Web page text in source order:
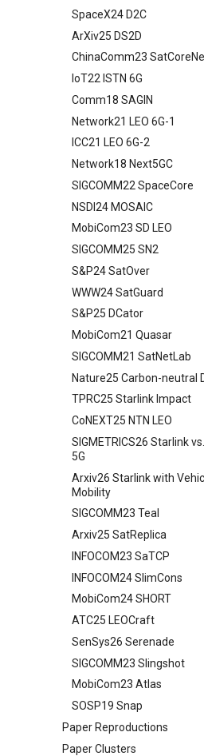
Large-Scale Evaluation
Related Work
Discussion
Conclusion
Conclusion
Related Work
Concluding Discussion
Performance Evaluation
Other Related Work
Conclusion
Related Work
Conclusion
Performance Evaluation
Related Work
Conclusion
Background and
Data Requirements
Effectiveness of Data
Reduction
Moving Ground-based
Computation into Space
A Case for Space
Microdatacenters
Communication As a
Bottleneck
Space and
Co-design
Impacts
Summary and Conclusion
tldr
SpaceX24 D2C
tldr
ArXiv25 DS2D
tldr
ChinaComm23
tldr
IoT22 ISTN 6G
tldr
Comm18 SAGIN
tldr
Network21 LEO 6G-1
tldr
ICC21 LEO 6G-2
tldr
Network18 Next5GC
tldr
SIGCOMM22 SpaceCore
tldr
workflow
NSDI24 MOSAIC
tldr
workflow
MobiCom23 SD LEO
tldr
SIGCOMM25 SN2
tldr
S&P24 SatOver
tldr
workflow
WWW24 SatGuard
tldr
S&P25 DCator
tldr
workflow
MobiCom21 Quasar
tldr
SIGCOMM21 SatNetLab
tldr
Nature25 Carbon-neutral
tldr
TPRC25 Starlink Impact
tldr
CoNEXT25 NTN LEO
tldr
SIGMETRICS26 Starlink vs.
5G
tldr
Introduction
Methodology
Cellular Networks in Non-
Contiguous US Regions
Starlink in Non-
US Regions
Cellular Networks vs.
in Non-Contiguous US
Regions
Satellite and Cellular
Synergy in the Non-
Contiguous US
Related Work
Conclusion
Arxiv26 Starlink with
Mobility
Introduction
Background
Measurement Campaign
Mobility-Aware Starlink
Satellites Identification
Network Performance
Measurements under
Switching
Limitations, Discussion
Future Work
Related Works
Conclusion
SIGCOMM23 Teal
Abstract
Introduction
Background and
Teal - Learning-
TE
Implementation of teal
Related Work
Conclusion
Arxiv25 SatReplica
Abstract
Introduction
Background
Our Approach
Related Work
Conclusion
INFOCOM23 SaTCP
Abstract
Introduction
Related Work
Preliminary
LEOEM Emulator
System Design
Conclusion and Future
INFOCOM24 SlimCons
Abstract
Background and Related
Work
System Models and
Statement
Requirement-driven LSN
Optimization
Conclusion
MobiCom24 SHORT
Abstract
Introduction
LEO networks
Real LEO Dynamics
Stable LEO Routing
Implementation
Related Work
ATC25 LEOCraft
TLDR
Abstract
Background
LEO network design from
scratch
Exploring the search
SenSys26 Serenade
Abstract
Bgd&Moti
Design
Usage
Evaluation
SIGCOMM23 Slingshot
Abstract
Intro
Bgd&Moti
Overview
MobiCom23 Atlas
Abstract
Introduction
Motivation and
SOSP19 Snap
Abstract
Paper Reproductions
Unison
Paper Clusters